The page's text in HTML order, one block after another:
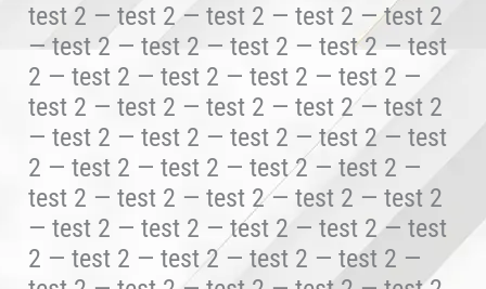
test 2 — test 2 — test 2 — test 2 — test 2
— test 2 — test 2 — test 2 — test 2 — test
2 — test 2 — test 2 — test 2 — test 2 —
test 2 — test 2 — test 2 — test 2 — test 2
— test 2 — test 2 — test 2 — test 2 — test
2 — test 2 — test 2 — test 2 — test 2 —
test 2 — test 2 — test 2 — test 2 — test 2
— test 2 — test 2 — test 2 — test 2 — test
2 — test 2 — test 2 — test 2 — test 2 —